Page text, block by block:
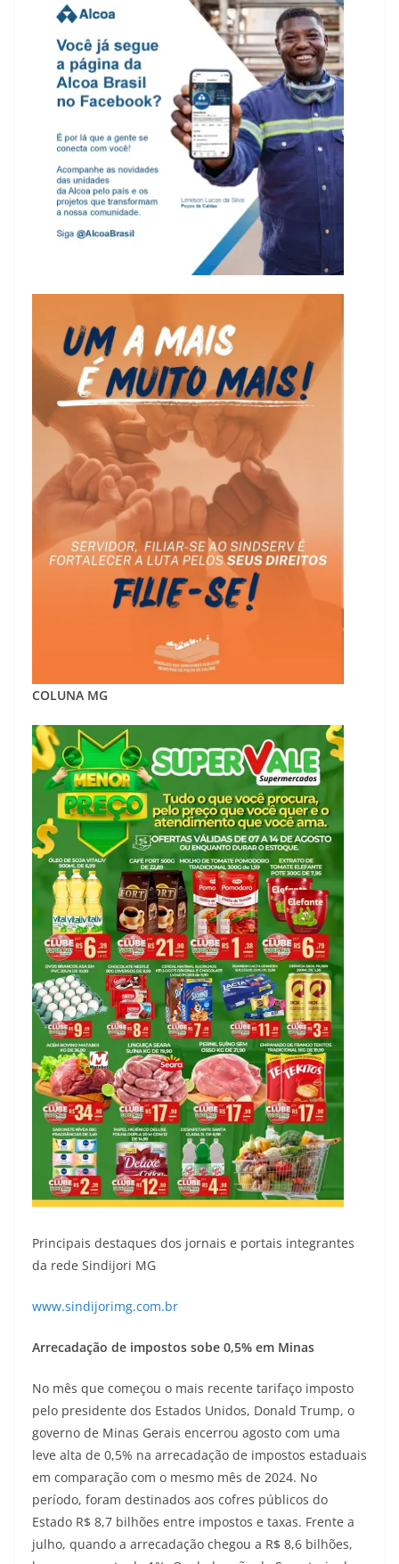
COLUNA MG
Principais destaques dos jornais e portais integrantes
da rede Sindijori MG
www.sindijorimg.com.br
Arrecadação de impostos sobe 0,5% em Minas
No mês que começou o mais recente tarifaço imposto
pelo presidente dos Estados Unidos, Donald Trump, o
governo de Minas Gerais encerrou agosto com uma
leve alta de 0,5% na arrecadação de impostos estaduais
em comparação com o mesmo mês de 2024. No
período, foram destinados aos cofres públicos do
Estado R$ 8,7 bilhões entre impostos e taxas. Frente a
julho, quando a arrecadação chegou a R$ 8,6 bilhões,